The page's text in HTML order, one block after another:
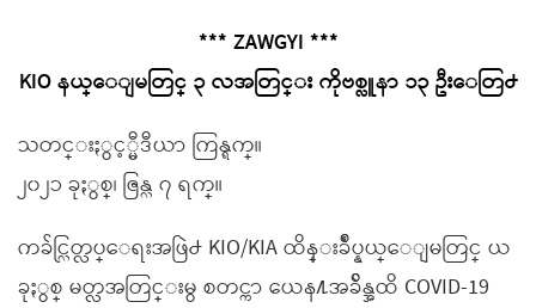
*** ZAWGYI ***
KIO နယ္ေျမတြင္ ၃ လအတြင္း ကိုဗစ္လူနာ ၁၃ ဦးေတြ႕
သတင္းႏွင့္မီဒီယာ ကြန္ရက္။
၂၀၂၁ ခုႏွစ္၊ ဇြန္လ ၇ ရက္။
ကခ်င္လြတ္လပ္ေရးအဖြဲ႕ KIO/KIA ထိန္းခ်ဳပ္နယ္ေျမတြင္ ယ
ခုႏွစ္ မတ္လအတြင္းမွ စတင္ကာ ယေန႔အခ်ိန္အထိ COVID-19